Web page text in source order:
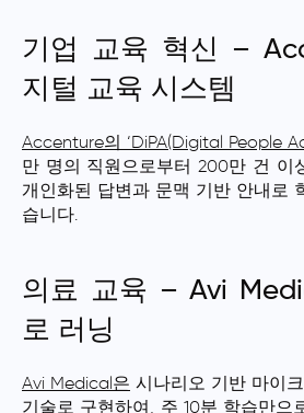
기업 교육 혁신 –
지털 교육 시스템
Accenture의 ‘DiPA(Digital People
만 명의 직원으로부터 200만 건 이
개인화된 답변과 문맥 기반 안내로
습니다.
의료 교육 – Avi
로 러닝
Avi Medical은 시나리오 기반 마이
기술로 구현하여, 주 10분 학습만으